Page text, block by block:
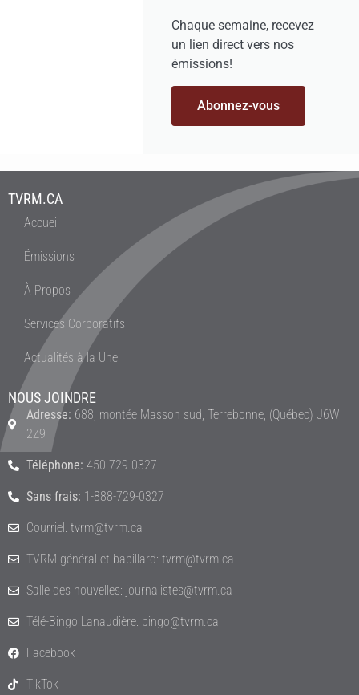
Chaque semaine, recevez
un lien direct vers nos
émissions!
Abonnez-vous
TVRM.CA
Accueil
Émissions
À Propos
Services Corporatifs
Actualités à la Une
NOUS JOINDRE
Adresse: 688, montée Masson sud, Terrebonne, (Québec) J6W
2Z9
Téléphone: 450-729-0327
Sans frais: 1-888-729-0327
Courriel: tvrm@tvrm.ca
TVRM général et babillard: tvrm@tvrm.ca
Salle des nouvelles: journalistes@tvrm.ca
Télé-Bingo Lanaudière: bingo@tvrm.ca
Facebook
TikTok